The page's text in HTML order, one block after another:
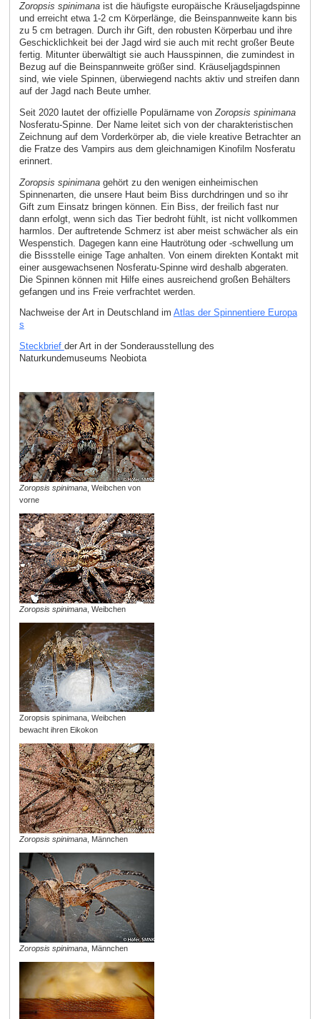
Zoropsis spinimanaist die häufigste europäische Kräuseljagdspinne
und erreicht etwa 1-2 cm Körperlänge, die Beinspannweite kann bis
zu 5 cm betragen. Durch ihr Gift, den robusten Körperbau und ihre
Geschicklichkeit bei der Jagd wird sie auch mit recht großer Beute
fertig. Mitunter überwältigt sie auch Hausspinnen, die zumindest in
Bezug auf die Beinspannweite größer sind. Kräuseljagdspinnen
sind, wie viele Spinnen, überwiegend nachts aktiv und streifen dann
auf der Jagd nach Beute umher.
Seit 2020 lautet der offizielle Populärname von Zoropsis spinimana
Nosferatu-Spinne. Der Name leitet sich von der charakteristischen
Zeichnung auf dem Vorderkörper ab, die viele kreative Betrachter an
die Fratze des Vampirs aus dem gleichnamigen Kinofilm Nosferatu
erinnert.
Zoropsis spinimanagehört zu den wenigen einheimischen
Spinnenarten, die unsere Haut beim Biss durchdringen und so ihr
Gift zum Einsatz bringen können. Ein Biss, der freilich fast nur
dann erfolgt, wenn sich das Tier bedroht fühlt, ist nicht vollkommen
harmlos. Der auftretende Schmerz ist aber meist schwächer als ein
Wespenstich. Dagegen kann eine Hautrötung oder -schwellung um
die Bissstelle einige Tage anhalten. Von einem direkten Kontakt mit
einer ausgewachsenen Nosferatu-Spinne wird deshalb abgeraten.
Die Spinnen können mit Hilfe eines ausreichend großen Behälters
gefangen und ins Freie verfrachtet werden.
Nachweise der Art in Deutschland im Atlas der Spinnentiere Europa
s
Steckbrief der Art in der Sonderausstellung des
Naturkundemuseums Neobiota
Zoropsis spinimana, Weibchen von
vorne
Zoropsis spinimana, Weibchen
Zoropsis spinimana, Weibchen
bewacht ihren Eikokon
Zoropsis spinimana, Männchen
Zoropsis spinimana, Männchen